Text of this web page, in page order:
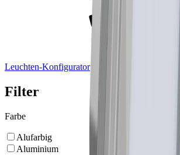
Leuchten-Konfigurator
Filter
Farbe
Alufarbig
Aluminium